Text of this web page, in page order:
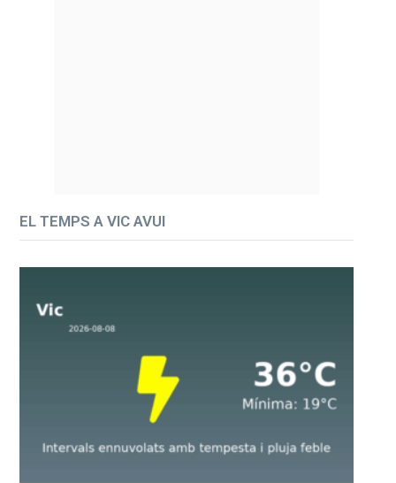
EL TEMPS A VIC AVUI